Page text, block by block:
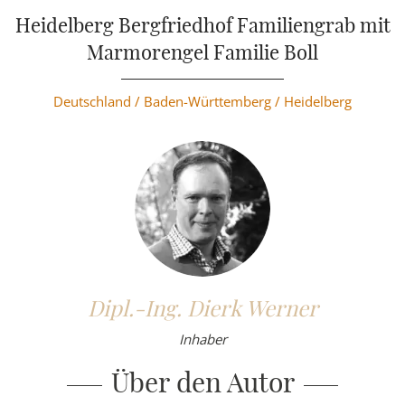
Weiterlesen
Heidelberg Bergfriedhof Familiengrab mit
Marmorengel Familie Boll
Deutschland / Baden-Württemberg / Heidelberg
Dipl.-Ing. Dierk Werner
Inhaber
Über den Autor